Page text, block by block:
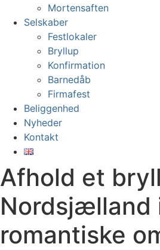
Mortensaften
Selskaber
Festlokaler
Bryllup
Konfirmation
Barnedåb
Firmafest
Beliggenhed
Nyheder
Kontakt
Afhold et
Nordsjælland
romantiske